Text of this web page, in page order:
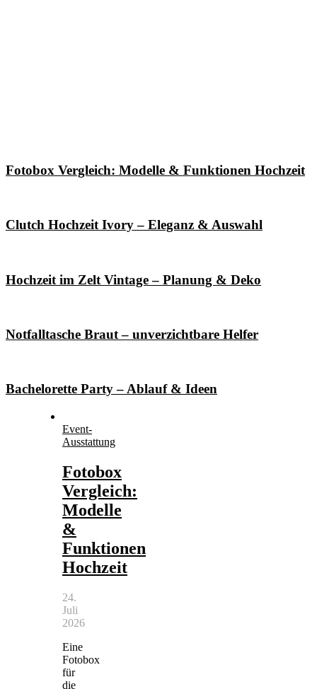
Fotobox Vergleich: Modelle & Funktionen Hochzeit
Clutch Hochzeit Ivory – Eleganz & Auswahl
Hochzeit im Zelt Vintage – Planung & Deko
Notfalltasche Braut – unverzichtbare Helfer
Bachelorette Party – Ablauf & Ideen
Event-
Ausstattung
Fotobox
Vergleich:
Modelle
&
Funktionen
Hochzeit
24.
Juli
2026
Eine
Fotobox
für
die